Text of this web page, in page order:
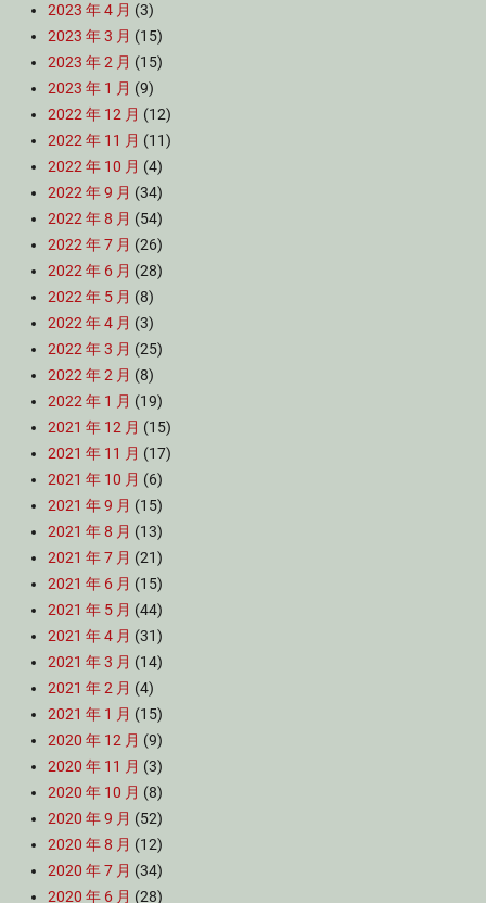
2023 年 4 月 (3)
2023 年 3 月 (15)
2023 年 2 月 (15)
2023 年 1 月 (9)
2022 年 12 月 (12)
2022 年 11 月 (11)
2022 年 10 月 (4)
2022 年 9 月 (34)
2022 年 8 月 (54)
2022 年 7 月 (26)
2022 年 6 月 (28)
2022 年 5 月 (8)
2022 年 4 月 (3)
2022 年 3 月 (25)
2022 年 2 月 (8)
2022 年 1 月 (19)
2021 年 12 月 (15)
2021 年 11 月 (17)
2021 年 10 月 (6)
2021 年 9 月 (15)
2021 年 8 月 (13)
2021 年 7 月 (21)
2021 年 6 月 (15)
2021 年 5 月 (44)
2021 年 4 月 (31)
2021 年 3 月 (14)
2021 年 2 月 (4)
2021 年 1 月 (15)
2020 年 12 月 (9)
2020 年 11 月 (3)
2020 年 10 月 (8)
2020 年 9 月 (52)
2020 年 8 月 (12)
2020 年 7 月 (34)
2020 年 6 月 (28)